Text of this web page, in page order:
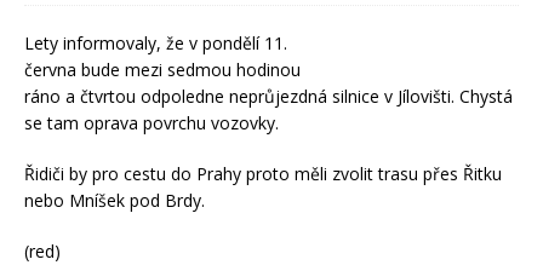
Lety informovaly, že v pondělí 11.
června bude mezi sedmou hodinou
ráno a čtvrtou odpoledne neprůjezdná silnice v Jílovišti. Chystá
se tam oprava povrchu vozovky.
Řidiči by pro cestu do Prahy proto měli zvolit trasu přes Řitku
nebo Mníšek pod Brdy.
(red)